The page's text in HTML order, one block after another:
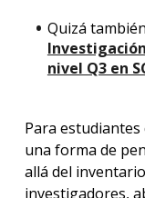
Quizá
nivel Q3 en
Para
una forma de
allá del
investigadores,